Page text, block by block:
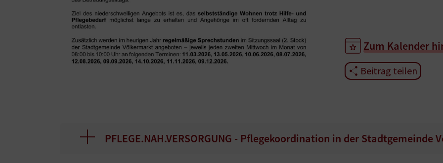
Zum Kalender
Beitrag teilen
PFLEGE.NAH.VERSORGUNG - Pflegekoordination in der Stadtgemeinde